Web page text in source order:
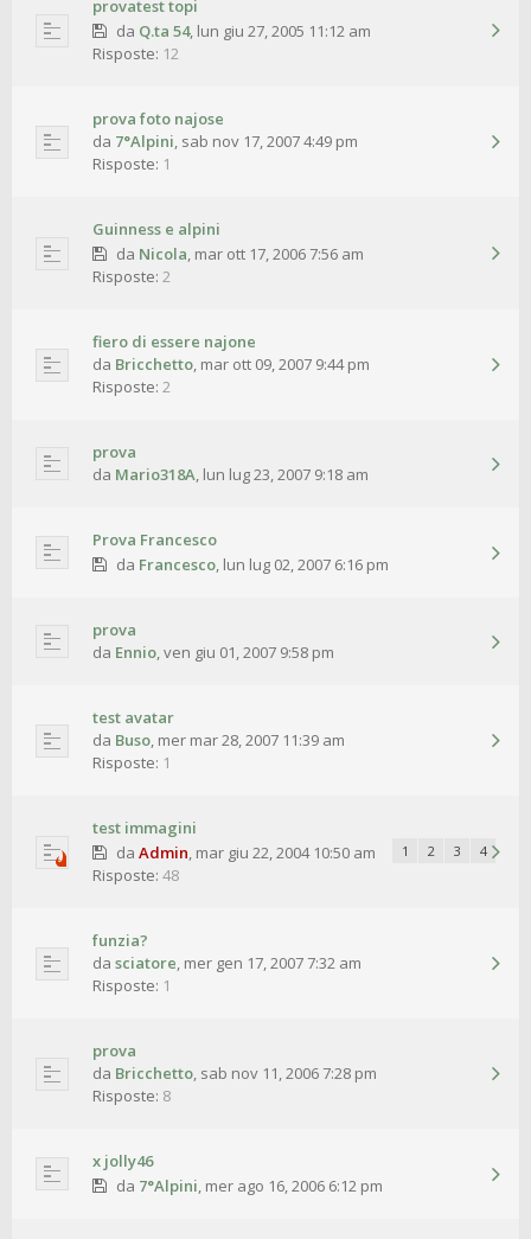
provatest topi
da Q.ta 54, lun giu 27, 2005 11:12 am
Risposte: 12
prova foto najose
da 7°Alpini, sab nov 17, 2007 4:49 pm
Risposte: 1
Guinness e alpini
da Nicola, mar ott 17, 2006 7:56 am
Risposte: 2
fiero di essere najone
da Bricchetto, mar ott 09, 2007 9:44 pm
Risposte: 2
prova
da Mario318A, lun lug 23, 2007 9:18 am
Prova Francesco
da Francesco, lun lug 02, 2007 6:16 pm
prova
da Ennio,ven giu 01, 2007 9:58 pm
test avatar
da Buso, mer mar 28, 2007 11:39 am
Risposte: 1
test immagini
da Admin, mar giu 22, 2004 10:50 am 1 2 3 4
Risposte: 48
funzia?
da sciatore, mer gen 17, 2007 7:32 am
Risposte: 1
prova
da Bricchetto, sab nov 11, 2006 7:28 pm
Risposte: 8
x jolly46
da 7°Alpini, mer ago 16, 2006 6:12 pm